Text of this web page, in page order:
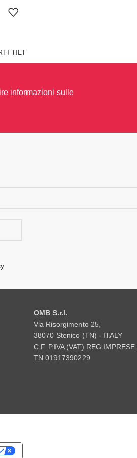
TILT
informazioni sulle
OMB S.r.l.
Via Risorgimento 25,
38070 Stenico (TN) - ITALY
C.F. P.IVA (VAT) REG.IMPRESE:
TN 01917390229